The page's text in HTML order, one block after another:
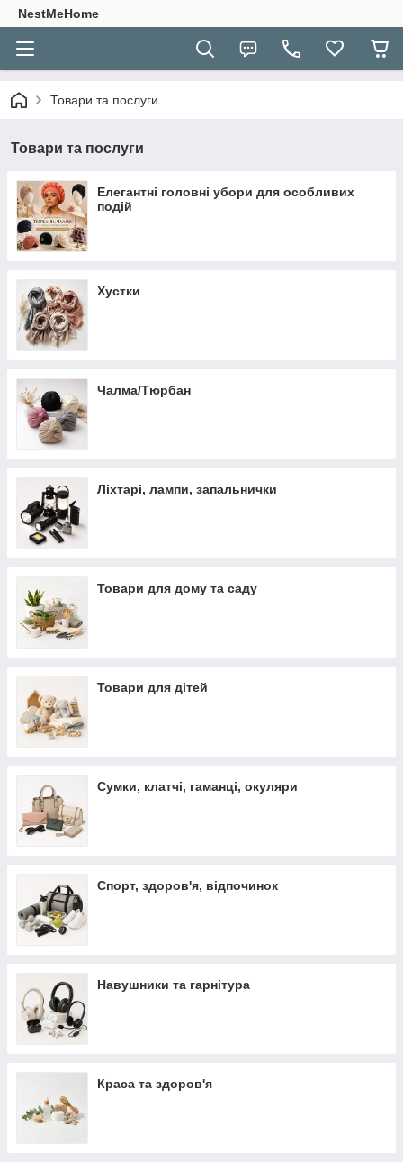
NestMeHome
Товари та послуги
Товари та послуги
Елегантні головні убори для особливих
подій
Хустки
Чалма/Тюрбан
Ліхтарі, лампи, запальнички
Товари для дому та саду
Товари для дітей
Сумки, клатчі, гаманці, окуляри
Спорт, здоров'я, відпочинок
Навушники та гарнітура
Краса та здоров'я